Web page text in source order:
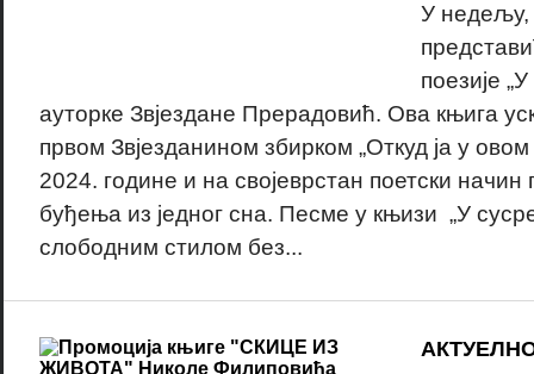
У недељу,
поезије
ауторке Звјездане Прерадовић. Ова књига
првом Звјезданином збирком „Откуд ја у овом
2024. године и на својеврстан поетски
буђења из једног сна. Песме у књизи „У
слободним стилом без...